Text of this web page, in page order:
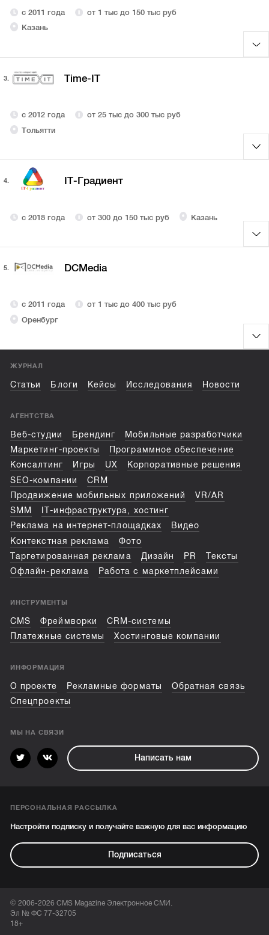
с 2011 года
от 1 тыс до 150 тыс руб
Казань
3. Time-IT
с 2012 года
от 25 тыс до 300 тыс руб
Тольятти
4. IT-Градиент
с 2018 года от 300 до 150 тыс руб Казань
5. DCMedia
с 2011 года
от 1 тыс до 400 тыс руб
Оренбург
ЖУРНАЛ
Статьи Блоги Кейсы Исследования Новости
АГЕНТСТВА
Веб-студии Брендинг
Мобильные разработчики
Маркетинг-проекты
Программное обеспечение
Консалтинг
Игры UX
Корпоративные решения
SEO-компании
CRM
Продвижение мобильных приложений
VR/AR
SMM
IT-инфраструктура, хостинг
Реклама на интернет-площадках
Видео
Контекстная реклама
Фото
Таргетированная реклама
Дизайн PR
Тексты
Офлайн-реклама
Работа с маркетплейсами
ИНСТРУМЕНТЫ
CMS Фреймворки
CRM-системы
Платежные системы
Хостинговые компании
ИНФОРМАЦИЯ
О проекте Рекламные форматы
Обратная связь
Спецпроекты
МЫ НА СВЯЗИ
Написать нам
ПЕРСОНАЛЬНАЯ РАССЫЛКА
Настройти подписку и получайте важную для вас информацию
Подписаться
© 2006-2026 CMS Magazine Электронное СМИ.
Эл № ФС 77-32705
18+